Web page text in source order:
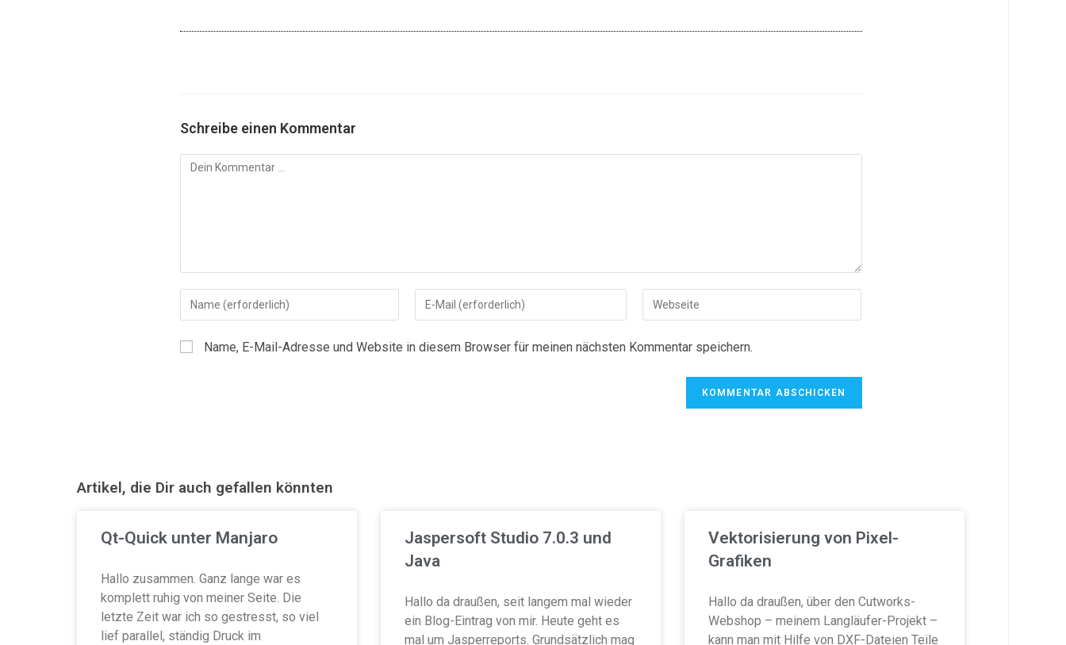
Schreibe einen Kommentar
Name, E-Mail-Adresse und Website in diesem Browser für meinen nächsten Kommentar speichern.
Artikel, die Dir auch gefallen könnten
Qt-Quick unter Manjaro
Hallo zusammen. Ganz lange war es
komplett ruhig von meiner Seite. Die
letzte Zeit war ich so gestresst, so viel
lief parallel, ständig Druck im
Jaspersoft Studio 7.0.3 und
Java
Hallo da draußen, seit langem mal wieder
ein Blog-Eintrag von mir. Heute geht es
mal um Jasperreports. Grundsätzlich mag
Vektorisierung von Pixel-
Grafiken
Hallo da draußen, über den Cutworks-
Webshop – meinem Langläufer-Projekt –
kann man mit Hilfe von DXF-Dateien Teile